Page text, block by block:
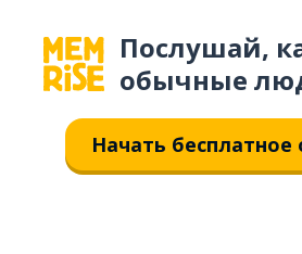
Послушай,
обычные
Начать бесплатное